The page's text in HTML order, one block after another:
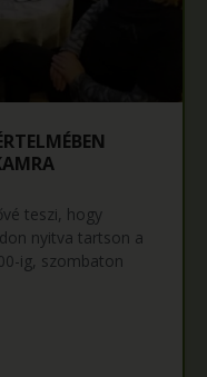
teszi, hogy
nyitva tartson a
ig, szombaton